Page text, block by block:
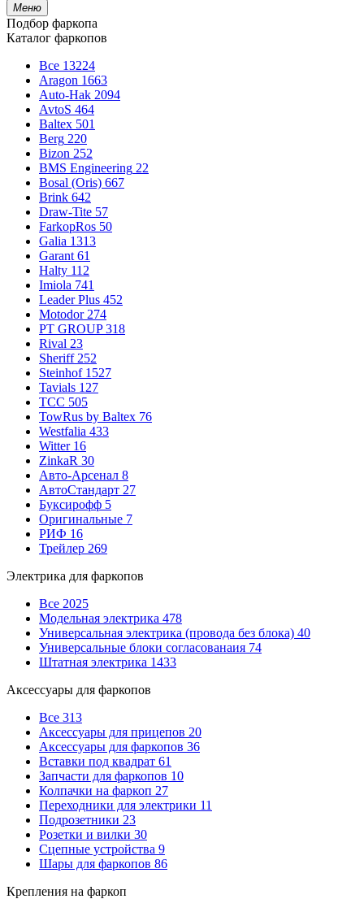
Меню
Подбор фаркопа
Каталог фаркопов
Все 13224
Aragon 1663
Auto-Hak 2094
AvtoS 464
Baltex 501
Berg 220
Bizon 252
BMS Engineering 22
Bosal (Oris) 667
Brink 642
Draw-Tite 57
FarkopRos 50
Galia 1313
Garant 61
Halty 112
Imiola 741
Leader Plus 452
Motodor 274
PT GROUP 318
Rival 23
Sheriff 252
Steinhof 1527
Tavials 127
TCC 505
TowRus by Baltex 76
Westfalia 433
Witter 16
ZinkaR 30
Авто-Арсенал 8
АвтоСтандарт 27
Буксирофф 5
Оригинальные 7
РИФ 16
Трейлер 269
Электрика для фаркопов
Все 2025
Модельная электрика 478
Универсальная электрика (провода без блока) 40
Универсальные блоки согласованаия 74
Штатная электрика 1433
Аксессуары для фаркопов
Все 313
Аксессуары для прицепов 20
Аксессуары для фаркопов 36
Вставки под квадрат 61
Запчасти для фаркопов 10
Колпачки на фаркоп 27
Переходники для электрики 11
Подрозетники 23
Розетки и вилки 30
Сцепные устройства 9
Шары для фаркопов 86
Крепления на фаркоп